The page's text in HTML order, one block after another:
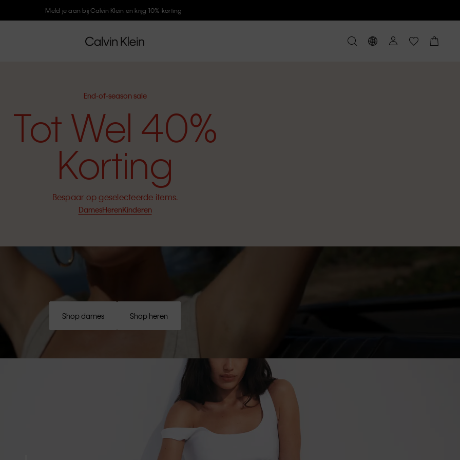
Meld je aan bij Calvin Klein en krijg 10% korting
End-of-season sale
Tot Wel 40%
Korting
Bespaar op geselecteerde items.
DamesHerenKinderen
Shop dames Shop heren